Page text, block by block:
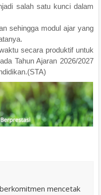
salah satu kunci dalam
sehingga modul ajar yang
secara produktif untuk
Tahun Ajaran 2026/2027
mencetak